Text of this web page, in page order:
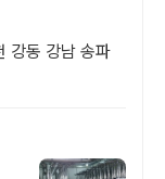
강동 강남 송파